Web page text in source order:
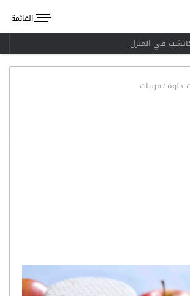
القائمة
في المنزل
حلوة/مربيات